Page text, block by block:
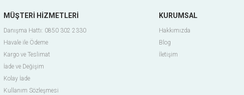
MÜŞTERİ HİZMETLERİ
Danışma Hattı: 0850 302 2330
Havale ile Ödeme
Kargo ve Teslimat
İade ve Değişim
Kolay İade
Kullanım Sözleşmesi
KURUMSAL
Hakkımızda
Blog
İletişim